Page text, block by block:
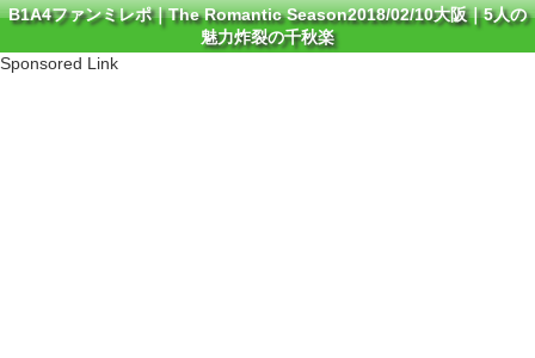
B1A4ファンミレポ｜The Romantic Season2018/02/10大阪｜5人の
魅力炸裂の千秋楽
Sponsored Link